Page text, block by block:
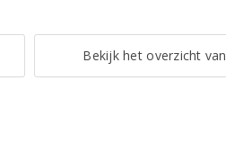
Bekijk het overzicht van